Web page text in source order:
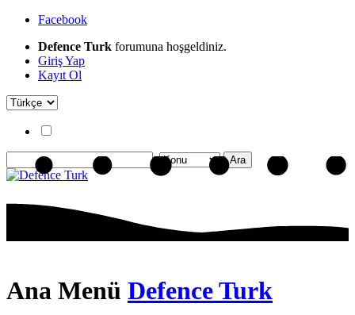
Facebook
Defence Turk forumuna hoşgeldiniz.
Giriş Yap
Kayıt Ol
Ana Menü Defence Turk